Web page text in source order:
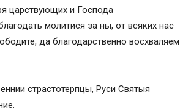
царствующих и Господа
молитися за ны, от всяких нас
да благодарственно восхваляем
страстотерпцы, Руси Святыя